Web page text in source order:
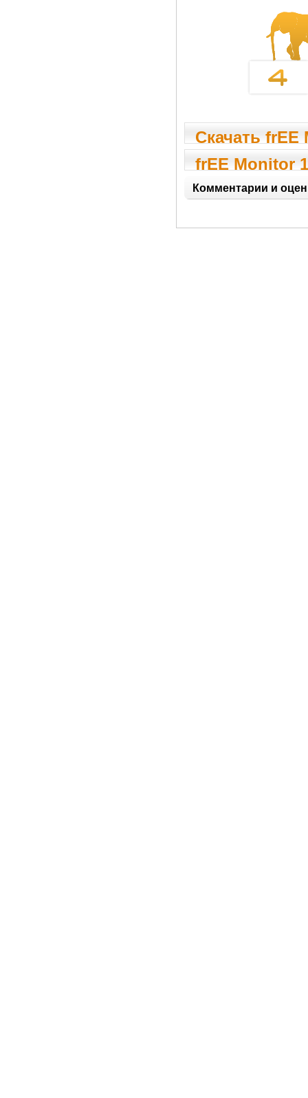
Скачать frEE
1.0
frEE Monitor
Комментарии и